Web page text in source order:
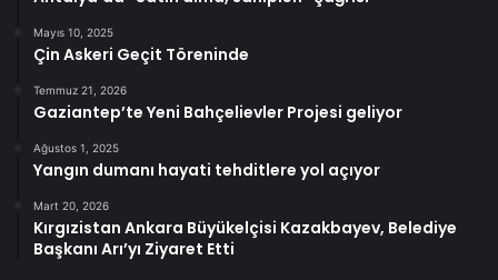
Mayıs 10, 2025
Çin Askeri Geçit Töreninde
Temmuz 21, 2026
Gaziantep’te Yeni Bahçelievler Projesi geliyor
Ağustos 1, 2025
Yangın dumanı hayati tehditlere yol açıyor
Mart 20, 2026
Kırgızistan Ankara Büyükelçisi Kazakbayev, Belediye
Başkanı Arı’yı Ziyaret Etti